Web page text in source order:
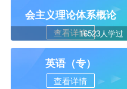
会主义理论体系概论
查看详情16523人学过
英语（专）
查看详情